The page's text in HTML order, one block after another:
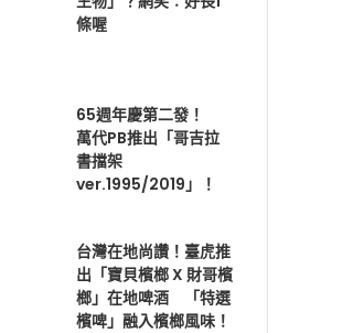
條喔
65週年慶第二發！
萬代PB推出「哥吉拉
書擋架
ver.1995/2019」！
台灣在地尚讚！臺虎推
出「寶貝檳榔 X 財哥檳
榔」在地啤酒 「特選
檳啤」融入檳榔風味！